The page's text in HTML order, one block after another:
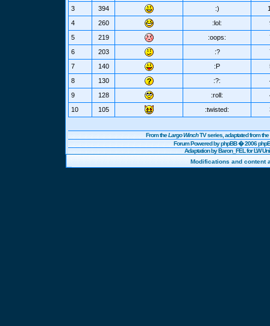
3
394 :)
4
260 :lol:
5
219 :oops:
6
203 :?
7
140 :P
8
130 :?:
9
128 :roll:
10
105 :twisted:
From theLargo WinchTV series, adaptated from
Forum Powered byphpBB� 2006
Adaptation by Baron_FEL for LW
Modifications and content